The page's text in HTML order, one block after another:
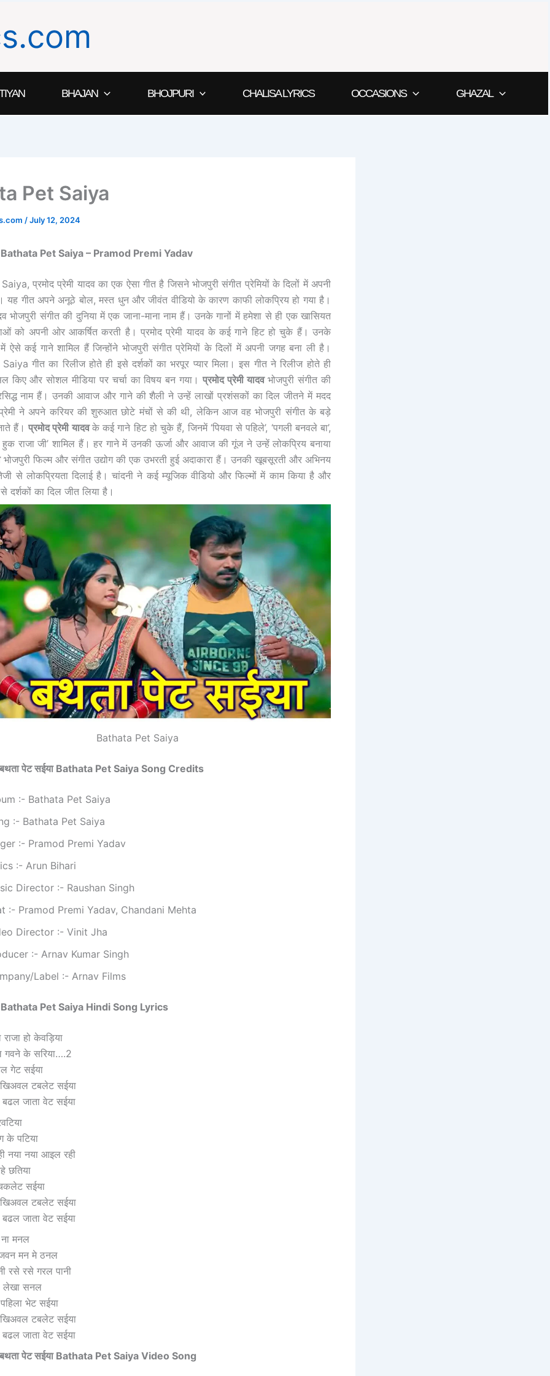
BHAJAN BHOJPURI CHALISA LYRICS OCCASIONS GHAZAL
Pet Saiya
/July 12, 2024
Bathata Pet Saiya – Pramod Premi Yadav
प्रमोद प्रेमी यादव का एक ऐसा गीत है जिसने भोजपुरी संगीत प्रेमियों के दिलों में अपनी
यह गीत अपने अनूठे बोल, मस्त धुन और जीवंत वीडियो के कारण काफी लोकप्रिय हो गया है।
भोजपुरी संगीत की दुनिया में एक जाना-माना नाम हैं। उनके गानों में हमेशा से ही एक खासियत
को अपनी ओर आकर्षित करती है। प्रमोद प्रेमी यादव के कई गाने हिट हो चुके हैं। उनके
ऐसे कई गाने शामिल हैं जिन्होंने भोजपुरी संगीत प्रेमियों के दिलों में अपनी जगह बना ली है।
गीत का रिलीज होते ही इसे दर्शकों का भरपूर प्यार मिला। इस गीत ने रिलीज होते ही
किए और सोशल मीडिया पर चर्चा का विषय बन गया। प्रमोद प्रेमी यादवभोजपुरी संगीत की
नाम हैं। उनकी आवाज और गाने की शैली ने उन्हें लाखों प्रशंसकों का दिल जीतने में मदद
ने अपने करियर की शुरुआत छोटे मंचों से की थी, लेकिन आज वह भोजपुरी संगीत के बड़े
हैं।प्रमोद प्रेमी यादवके कई गाने हिट हो चुके हैं, जिनमें ‘पियवा से पहिले’, ‘पगली बनवले बा’,
राजा जी’ शामिल हैं। हर गाने में उनकी ऊर्जा और आवाज की गूंज ने उन्हें लोकप्रिय बनाया
भोजपुरी फिल्म और संगीत उद्योग की एक उभरती हुई अदाकारा हैं। उनकी खूबसूरती और अभिनय
से लोकप्रियता दिलाई है। चांदनी ने कई म्यूजिक वीडियो और फिल्मों में काम किया है और
दर्शकों का दिल जीत लिया है।
Bathata Pet Saiya
बथता पेट सईया Bathata Pet Saiya Song Credits
:- Bathata Pet Saiya
:- Bathata Pet Saiya
:- Pramod Premi Yadav
:- Arun Bihari
Director :- Raushan Singh
:- Pramod Premi Yadav, Chandani Mehta
Director :- Vinit Jha
:- Arnav Kumar Singh
Label :- Arnav Films
Bathata Pet Saiya Hindi Song Lyrics
हो केवड़िया
गवने के सरिया….2
गेट सईया
टबलेट सईया
जाता वेट सईया
के पटिया
नया नया आइल रही
छतिया
सईया
टबलेट सईया
जाता वेट सईया
ना मनल
मन मे ठनल
रसे रसे गरल पानी
लेखा सनल
भेट सईया
टबलेट सईया
जाता वेट सईया
बथता पेट सईया Bathata Pet Saiya Video Song